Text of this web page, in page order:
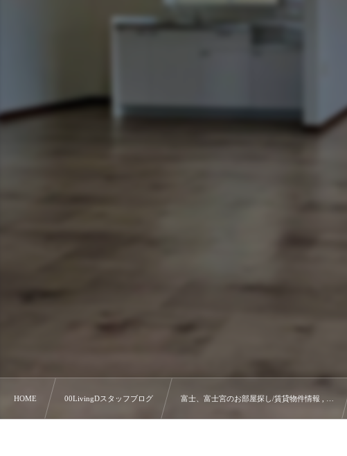
HOME 00LivingDスタッフブログ 富士、富士宮のお部屋探し/賃貸物件情報 , …